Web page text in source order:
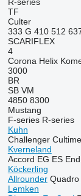
TF
Culter
333 G 410 512
SCARIFLEX
4
Corona Helix
3000
BR
SB VM
4850 8300
Mustang
F-series R-series
Kuhn
Challenger
Kverneland
Accord EG ES
Köckerling
Allrounder Quadro
Lemken